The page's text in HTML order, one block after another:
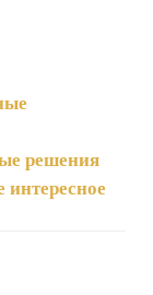
решения